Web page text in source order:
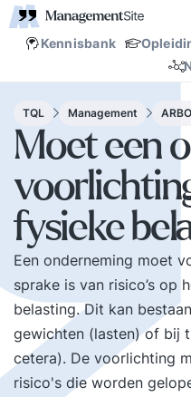
Kennisbank
TQL Management
Moet een
fysieke
Een onderneming moet
sprake is van risico’s op
belasting. Dit kan
gewichten (lasten) of bij
cetera). De voorlichting
risico's die worden